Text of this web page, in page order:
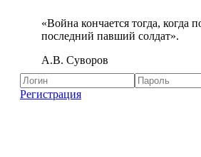
«Война кончается тогда, когда
последний павший солдат».
А.В. Суворов
Регистрация